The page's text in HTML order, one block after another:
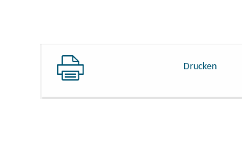
Drucken